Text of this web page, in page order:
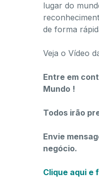
lugar do
de forma
Veja o Vídeo
Entre em
Mundo !
Todos irão
Envie
negócio.
Clique aqui e